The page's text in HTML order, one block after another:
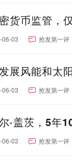
货币监管，
06-03 抢发第一评
展风能和太
06-03 抢发第一评
·盖茨，5年
06-03 抢发第一评